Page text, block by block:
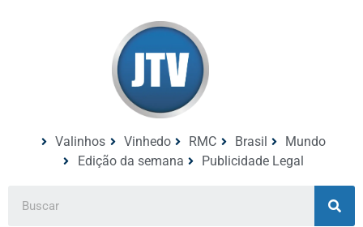
Valinhos Vinhedo RMC Brasil
Mundo
Edição da semana
Publicidade Legal